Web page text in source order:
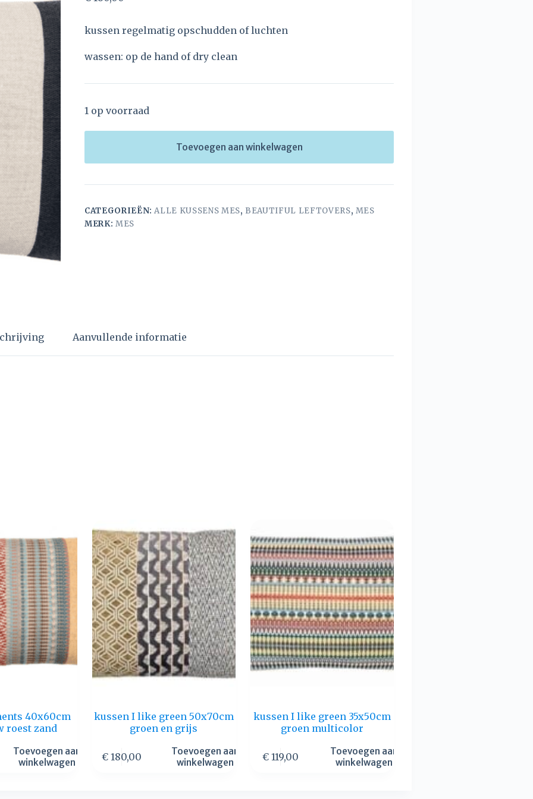
kussen regelmatig opschudden of luchten
wassen: op de hand of dry clean
1 op voorraad
Toevoegen aan winkelwagen
CATEGORIEËN:ALLE KUSSENS MES, BEAUTIFUL LEFTOVERS, MES
MERK: MES
Aanvullende informatie
40x60cm
roest zand
Toevoegen aan
winkelwagen
kussen I like green 50x70cm
groen en grijs
€ 180,00
Toevoegen aan
winkelwagen
kussen I like green 35x50cm
groen multicolor
€119,00
Toevoegen aan
winkelwagen